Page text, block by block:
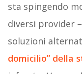
sta spingendo
diversi provider
soluzioni
domicilio” della